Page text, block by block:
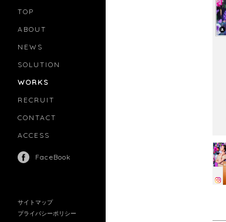
TOP
ABOUT
NEWS
SOLUTION
WORKS
RECRUIT
CONTACT
ACCESS
FaceBook
サイトマップ
プライバシーポリシー
MOVIE MARKETING
INFLUENCERS MARKETING